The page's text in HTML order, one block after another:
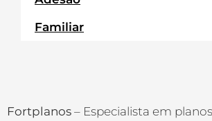
Familiar
Fortplanos – Especialista em